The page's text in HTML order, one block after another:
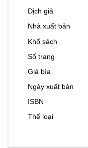
Dịch giả
Nhà xuất bản
Khổ sách
Số trang
Giá bìa
Ngày xuất bản
ISBN
Thể loại